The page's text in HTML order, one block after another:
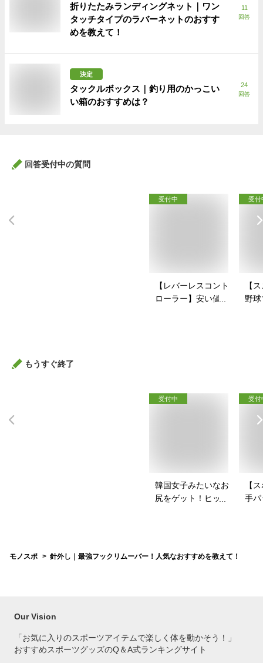
折りたたみランディングネット｜ワン
タッチタイプのラバーネットのおすす
めを教えて！
11
回答
決定
タックルボックス｜釣り用のかっこい
い箱のおすすめは？
24
回答
回答受付中の質問
受付中
【レバーレスコント
ローラー】安い値段
受付
【
野
もうすぐ終了
受付中
韓国女子みたいなお
尻をゲット！ヒップ
受付
【
手パ
モノスポ 針外し｜最強フックリムーバー！人気なおすすめを教えて！
Our Vision
「お気に入りのスポーツアイテムで楽しく体を動かそう！」
おすすめスポーツグッズのQ＆A式ランキングサイト